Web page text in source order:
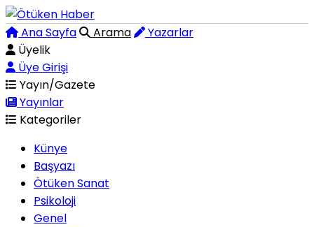
Ana Sayfa Arama
Yazarlar
Üyelik
Üye Girişi
Yayın/Gazete
Yayınlar
Kategoriler
Künye
Başyazı
Ötüken Sanat
Psikoloji
Genel